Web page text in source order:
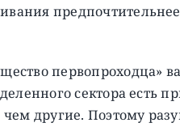
первопроходца»
сектора есть
другие. Поэтому